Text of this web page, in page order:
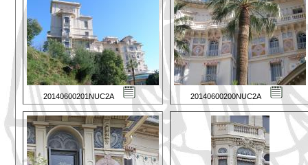
20140600201NUC2A 20140600200NUC2A